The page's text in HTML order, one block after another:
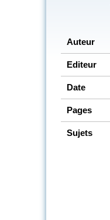
Auteur
Editeur
Date
Pages
Sujets